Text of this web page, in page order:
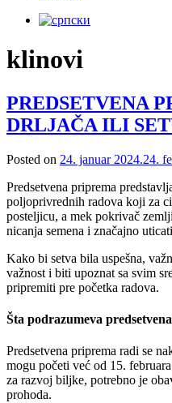
klinovi
PREDSETVENA
DRLJAČA ILI
Posted on 24. januar 2024.24.
Predsetvena priprema
poljoprivrednih radova koji za
posteljicu, a mek pokrivač
nicanja semena i značajno
Kako bi setva bila uspešna,
važnost i biti upoznat sa svim
pripremiti pre početka radova.
Šta podrazumeva
Predsetvena priprema radi se
mogu početi već od 15.
za razvoj biljke, potrebno je
prohoda.